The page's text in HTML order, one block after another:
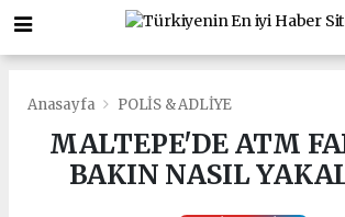
Anasayfa POLİS & ADLİYE
MALTEPE'DE ATM
BAKIN NASIL